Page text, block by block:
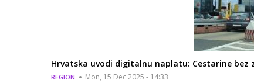
Hrvatska uvodi digitalnu naplatu: Cestarine bez
REGION Mon, 15 Dec 2025 - 14:33